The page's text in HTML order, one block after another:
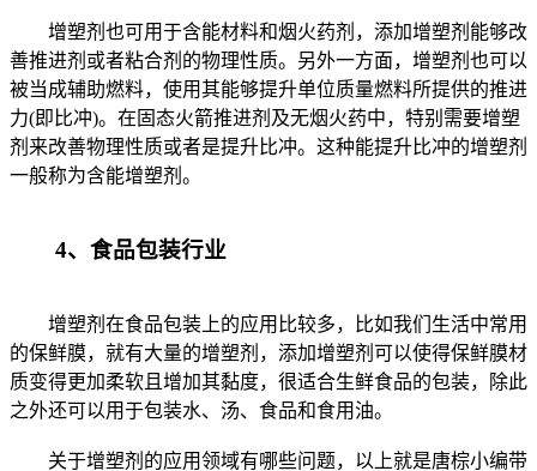
增塑剂也可用于含能材料和烟火药剂，添加增塑剂能够改
善推进剂或者粘合剂的物理性质。另外一方面，增塑剂也可以
被当成辅助燃料，使用其能够提升单位质量燃料所提供的推进
力(即比冲)。在固态火箭推进剂及无烟火药中，特别需要增塑
剂来改善物理性质或者是提升比冲。这种能提升比冲的增塑剂
一般称为含能增塑剂。
4、食品包装行业
增塑剂在食品包装上的应用比较多，比如我们生活中常用
的保鲜膜，就有大量的增塑剂，添加增塑剂可以使得保鲜膜材
质变得更加柔软且增加其黏度，很适合生鲜食品的包装，除此
之外还可以用于包装水、汤、食品和食用油。
关于增塑剂的应用领域有哪些问题，以上就是唐棕小编带